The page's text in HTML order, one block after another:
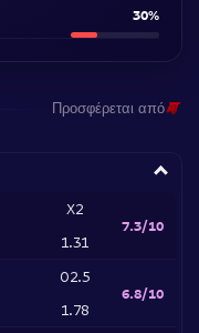
30%
Προσφέρεται από
X2
1.31
7.3/10
O2.5
1.78
6.8/10